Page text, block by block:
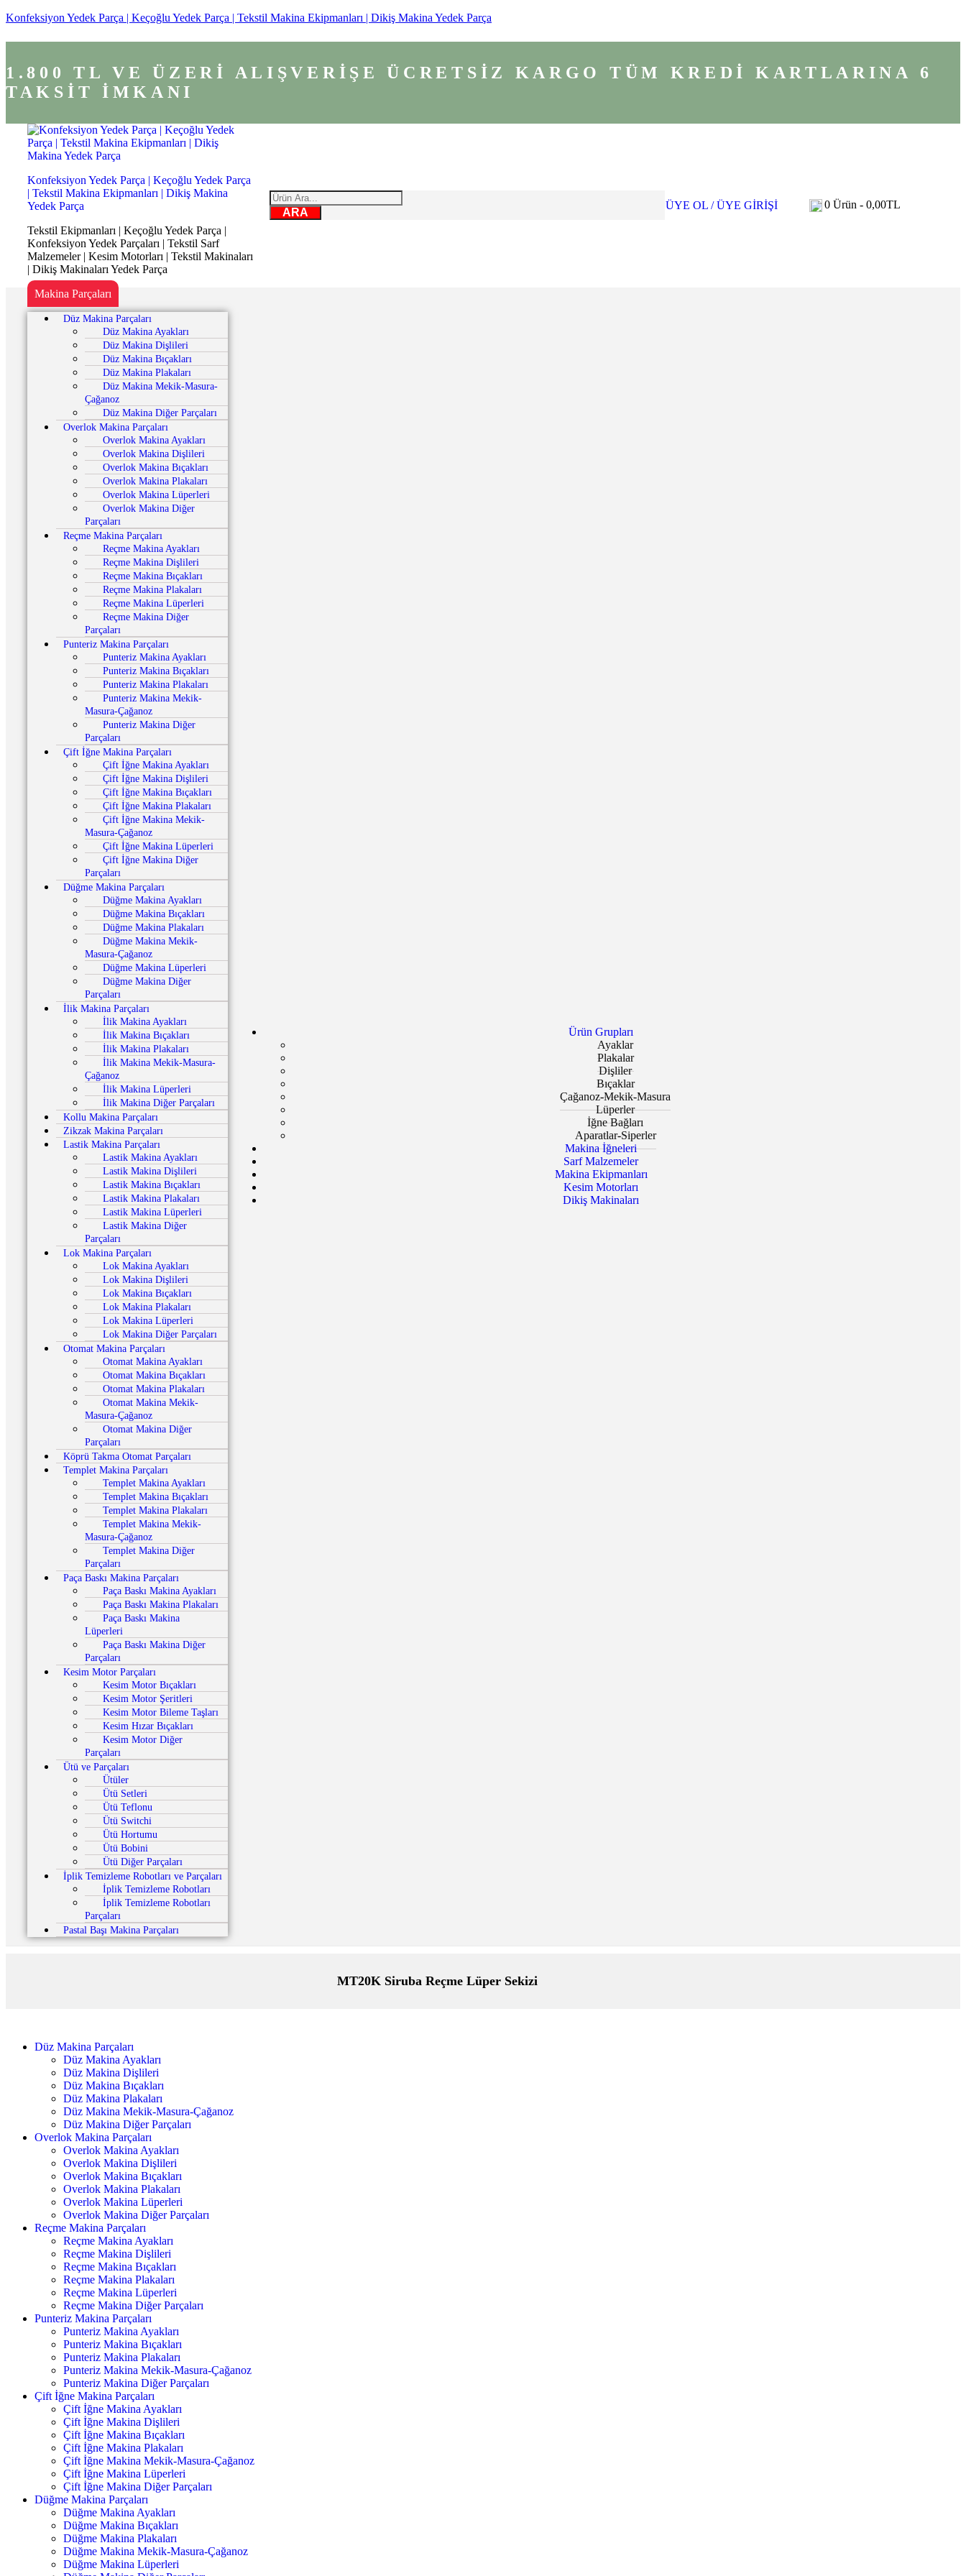
Konfeksiyon Yedek Parça | Keçoğlu Yedek Parça | Tekstil Makina Ekipmanları | Dikiş Makina Yedek Parça
1.800 TL VE ÜZERİ ALIŞVERİŞE ÜCRETSİZ KARGO
TÜM KREDİ KARTLARINA 6
TAKSİT İMKANI
Konfeksiyon Yedek Parça | Keçoğlu Yedek Parça
| Tekstil Makina Ekipmanları | Dikiş Makina
Yedek Parça
Tekstil Ekipmanları | Keçoğlu Yedek Parça |
Konfeksiyon Yedek Parçaları | Tekstil Sarf
Malzemeler | Kesim Motorları | Tekstil Makinaları
| Dikiş Makinaları Yedek Parça
ARA
ÜYE OL / ÜYE GİRİŞİ 0Ürün - 0,00TL
Makina Parçaları
Düz Makina Parçaları
Düz Makina Ayakları
Düz Makina Dişlileri
Düz Makina Bıçakları
Düz Makina Plakaları
Düz Makina Mekik-Masura-
Çağanoz
Düz Makina Diğer Parçaları
Overlok Makina Parçaları
Overlok Makina Ayakları
Overlok Makina Dişlileri
Overlok Makina Bıçakları
Overlok Makina Plakaları
Overlok Makina Lüperleri
Overlok Makina Diğer
Parçaları
Reçme Makina Parçaları
Reçme Makina Ayakları
Reçme Makina Dişlileri
Reçme Makina Bıçakları
Reçme Makina Plakaları
Reçme Makina Lüperleri
Reçme Makina Diğer
Parçaları
Punteriz Makina Parçaları
Punteriz Makina Ayakları
Punteriz Makina Bıçakları
Punteriz Makina Plakaları
Punteriz Makina Mekik-
Masura-Çağanoz
Punteriz Makina Diğer
Parçaları
Çift İğne Makina Parçaları
Çift İğne Makina Ayakları
Çift İğne Makina Dişlileri
Çift İğne Makina Bıçakları
Çift İğne Makina Plakaları
Çift İğne Makina Mekik-
Masura-Çağanoz
Çift İğne Makina Lüperleri
Çift İğne Makina Diğer
Parçaları
Düğme Makina Parçaları
Düğme Makina Ayakları
Düğme Makina Bıçakları
Düğme Makina Plakaları
Düğme Makina Mekik-
Masura-Çağanoz
Düğme Makina Lüperleri
Düğme Makina Diğer
Parçaları
İlik Makina Parçaları
İlik Makina Ayakları
İlik Makina Bıçakları
İlik Makina Plakaları
İlik Makina Mekik-Masura-
Çağanoz
İlik Makina Lüperleri
İlik Makina Diğer Parçaları
Kollu Makina Parçaları
Zikzak Makina Parçaları
Lastik Makina Parçaları
Lastik Makina Ayakları
Lastik Makina Dişlileri
Lastik Makina Bıçakları
Lastik Makina Plakaları
Lastik Makina Lüperleri
Lastik Makina Diğer
Parçaları
Lok Makina Parçaları
Lok Makina Ayakları
Lok Makina Dişlileri
Lok Makina Bıçakları
Lok Makina Plakaları
Lok Makina Lüperleri
Lok Makina Diğer Parçaları
Otomat Makina Parçaları
Otomat Makina Ayakları
Otomat Makina Bıçakları
Otomat Makina Plakaları
Otomat Makina Mekik-
Masura-Çağanoz
Otomat Makina Diğer
Parçaları
Köprü Takma Otomat Parçaları
Templet Makina Parçaları
Templet Makina Ayakları
Templet Makina Bıçakları
Templet Makina Plakaları
Templet Makina Mekik-
Masura-Çağanoz
Templet Makina Diğer
Parçaları
Paça Baskı Makina Parçaları
Paça Baskı Makina Ayakları
Paça Baskı Makina Plakaları
Paça Baskı Makina
Lüperleri
Paça Baskı Makina Diğer
Parçaları
Kesim Motor Parçaları
Kesim Motor Bıçakları
Kesim Motor Şeritleri
Kesim Motor Bileme Taşları
Kesim Hızar Bıçakları
Kesim Motor Diğer
Parçaları
Ütü ve Parçaları
Ütüler
Ütü Setleri
Ütü Teflonu
Ütü Switchi
Ütü Hortumu
Ütü Bobini
Ütü Diğer Parçaları
İplik Temizleme Robotları ve Parçaları
İplik Temizleme Robotları
İplik Temizleme Robotları
Parçaları
Pastal Başı Makina Parçaları
Ürün Grupları
Ayaklar
Plakalar
Dişliler
Bıçaklar
Çağanoz-Mekik-Masura
Lüperler
İğne Bağları
Aparatlar-Siperler
Makina İğneleri
Sarf Malzemeler
Makina Ekipmanları
Kesim Motorları
Dikiş Makinaları
MT20K Siruba Reçme Lüper Sekizi
Düz Makina Parçaları
Düz Makina Ayakları
Düz Makina Dişlileri
Düz Makina Bıçakları
Düz Makina Plakaları
Düz Makina Mekik-Masura-Çağanoz
Düz Makina Diğer Parçaları
Overlok Makina Parçaları
Overlok Makina Ayakları
Overlok Makina Dişlileri
Overlok Makina Bıçakları
Overlok Makina Plakaları
Overlok Makina Lüperleri
Overlok Makina Diğer Parçaları
Reçme Makina Parçaları
Reçme Makina Ayakları
Reçme Makina Dişlileri
Reçme Makina Bıçakları
Reçme Makina Plakaları
Reçme Makina Lüperleri
Reçme Makina Diğer Parçaları
Punteriz Makina Parçaları
Punteriz Makina Ayakları
Punteriz Makina Bıçakları
Punteriz Makina Plakaları
Punteriz Makina Mekik-Masura-Çağanoz
Punteriz Makina Diğer Parçaları
Çift İğne Makina Parçaları
Çift İğne Makina Ayakları
Çift İğne Makina Dişlileri
Çift İğne Makina Bıçakları
Çift İğne Makina Plakaları
Çift İğne Makina Mekik-Masura-Çağanoz
Çift İğne Makina Lüperleri
Çift İğne Makina Diğer Parçaları
Düğme Makina Parçaları
Düğme Makina Ayakları
Düğme Makina Bıçakları
Düğme Makina Plakaları
Düğme Makina Mekik-Masura-Çağanoz
Düğme Makina Lüperleri